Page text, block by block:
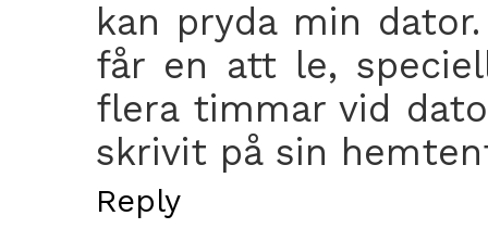
kan pryda min
får en att le,
flera timmar vid
skrivit på sin
Reply